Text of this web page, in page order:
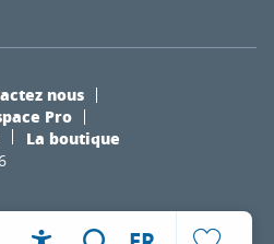
nous
Pro
La boutique